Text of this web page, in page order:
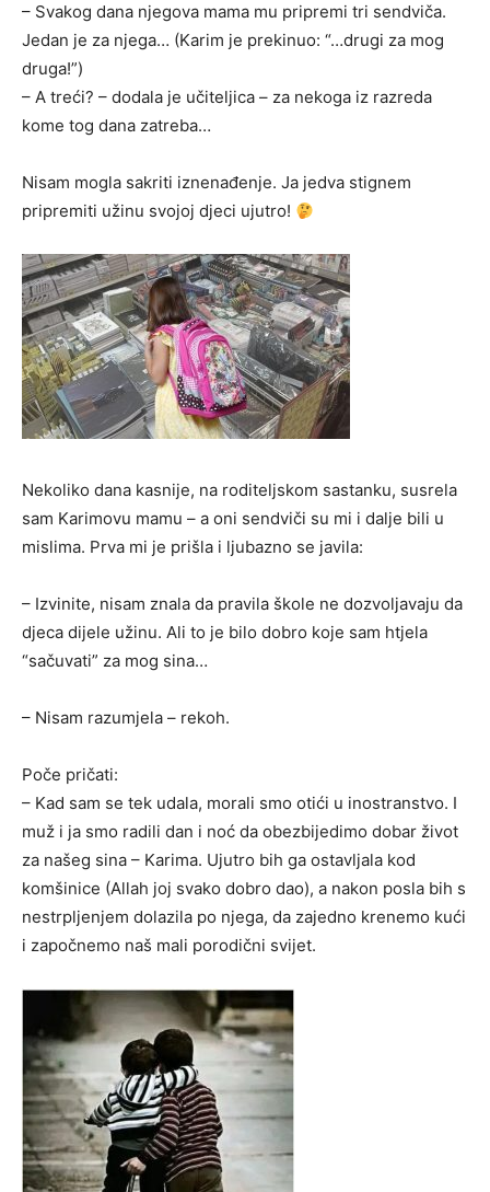
– Svakog dana njegova mama mu pripremi tri sendviča.
Jedan je za njega… (Karim je prekinuo: “…drugi za mog
druga!”)
– A treći? – dodala je učiteljica – za nekoga iz razreda
kome tog dana zatreba…
Nisam mogla sakriti iznenađenje. Ja jedva stignem
pripremiti užinu svojoj djeci ujutro!
Nekoliko dana kasnije, na roditeljskom sastanku, susrela
sam Karimovu mamu – a oni sendviči su mi i dalje bili u
mislima. Prva mi je prišla i ljubazno se javila:
– Izvinite, nisam znala da pravila škole ne dozvoljavaju da
djeca dijele užinu. Ali to je bilo dobro koje sam htjela
“sačuvati” za mog sina…
– Nisam razumjela – rekoh.
Poče pričati:
– Kad sam se tek udala, morali smo otići u inostranstvo. I
muž i ja smo radili dan i noć da obezbijedimo dobar život
za našeg sina – Karima. Ujutro bih ga ostavljala kod
komšinice (Allah joj svako dobro dao), a nakon posla bih s
nestrpljenjem dolazila po njega, da zajedno krenemo kući
i započnemo naš mali porodični svijet.